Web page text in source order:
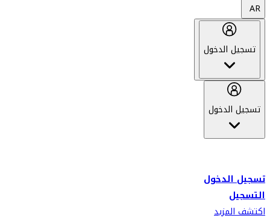
AR
تسجيل الدخول
تسجيل الدخول
تسجيل الدخول
التسجيل
اكتشف المزيد